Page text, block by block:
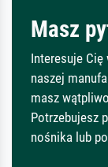
Masz
Interesuje Cię
naszej
masz
Potrzebujesz
nośnika lub